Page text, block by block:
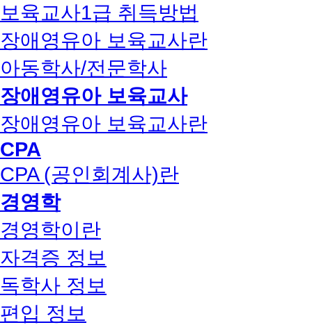
보육교사1급 취득방법
장애영유아 보육교사란
아동학사/전문학사
장애영유아 보육교사
장애영유아 보육교사란
CPA
CPA (공인회계사)란
경영학
경영학이란
자격증 정보
독학사 정보
편입 정보